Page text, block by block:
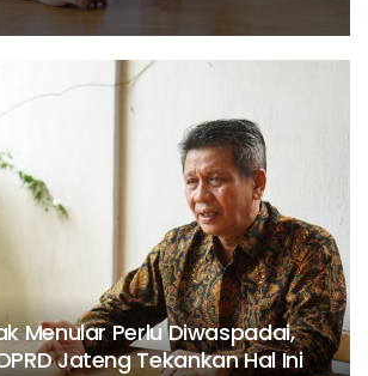
Menular Perlu Diwaspadai,
Jateng Tekankan Hal Ini